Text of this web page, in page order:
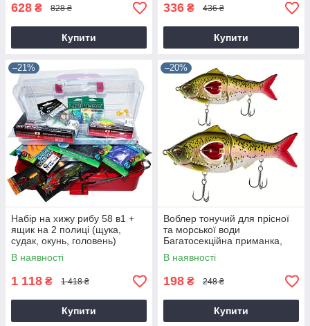
628 ₴ 828 ₴
Купити
336 ₴ 436 ₴
Купити
–21%
Набір на хижу рибу 58 в1 +
ящик на 2 полиці (щука,
судак, окунь, головень)
В наявності
1 118 ₴ 1 418 ₴
Купити
–20%
Воблер тонучий для прісної
та морської води
Багатосекційна приманка,
жорстка приманка з
пропелером і гачками
В наявності
198 ₴ 248 ₴
Купити